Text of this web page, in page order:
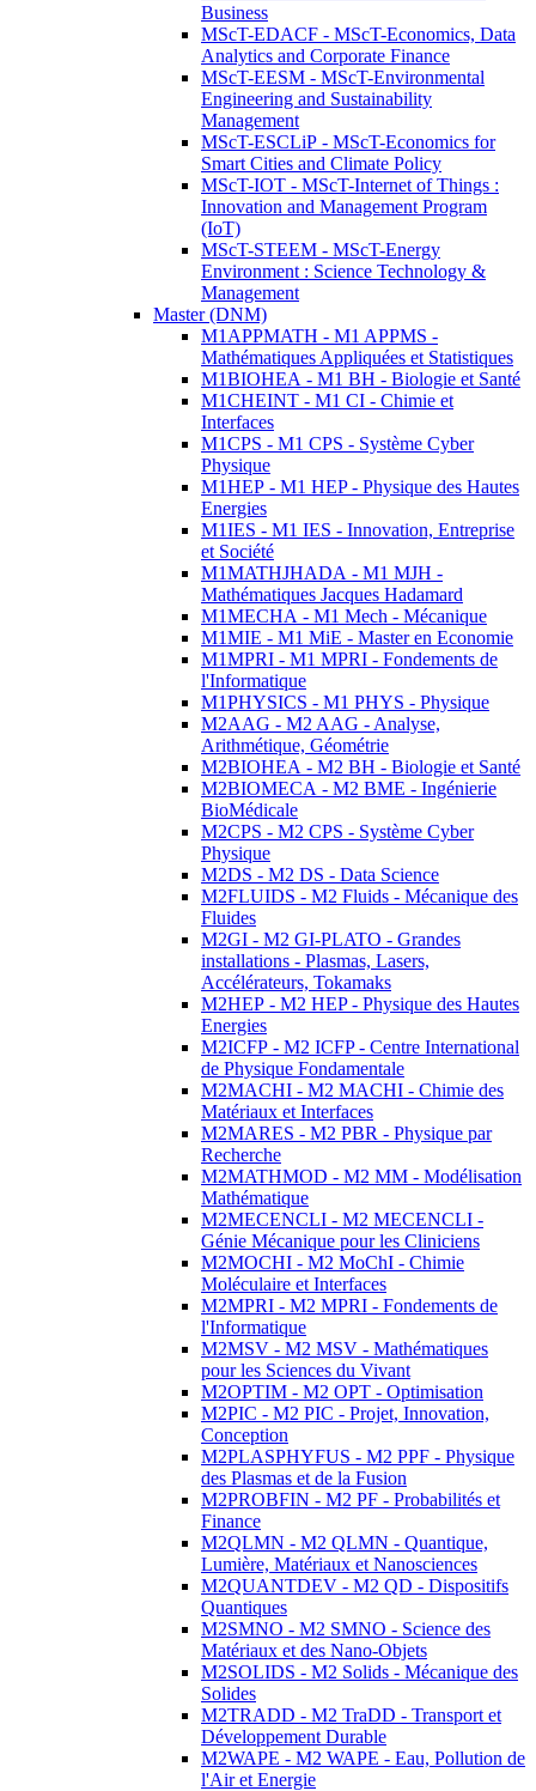
Business
MScT-EDACF - MScT-Economics, Data
Analytics and Corporate Finance
MScT-EESM - MScT-Environmental
Engineering and Sustainability
Management
MScT-ESCLiP - MScT-Economics for
Smart Cities and Climate Policy
MScT-IOT - MScT-Internet of Things :
Innovation and Management Program
(IoT)
MScT-STEEM - MScT-Energy
Environment : Science Technology &
Management
Master (DNM)
M1APPMATH - M1 APPMS -
Mathématiques Appliquées et Statistiques
M1BIOHEA - M1 BH - Biologie et Santé
M1CHEINT - M1 CI - Chimie et
Interfaces
M1CPS - M1 CPS - Système Cyber
Physique
M1HEP - M1 HEP - Physique des Hautes
Energies
M1IES - M1 IES - Innovation, Entreprise
et Société
M1MATHJHADA - M1 MJH -
Mathématiques Jacques Hadamard
M1MECHA - M1 Mech - Mécanique
M1MIE - M1 MiE - Master en Economie
M1MPRI - M1 MPRI - Fondements de
l'Informatique
M1PHYSICS - M1 PHYS - Physique
M2AAG - M2 AAG - Analyse,
Arithmétique, Géométrie
M2BIOHEA - M2 BH - Biologie et Santé
M2BIOMECA - M2 BME - Ingénierie
BioMédicale
M2CPS - M2 CPS - Système Cyber
Physique
M2DS - M2 DS - Data Science
M2FLUIDS - M2 Fluids - Mécanique des
Fluides
M2GI - M2 GI-PLATO - Grandes
installations - Plasmas, Lasers,
Accélérateurs, Tokamaks
M2HEP - M2 HEP - Physique des Hautes
Energies
M2ICFP - M2 ICFP - Centre International
de Physique Fondamentale
M2MACHI - M2 MACHI - Chimie des
Matériaux et Interfaces
M2MARES - M2 PBR - Physique par
Recherche
M2MATHMOD - M2 MM - Modélisation
Mathématique
M2MECENCLI - M2 MECENCLI -
Génie Mécanique pour les Cliniciens
M2MOCHI - M2 MoChI - Chimie
Moléculaire et Interfaces
M2MPRI - M2 MPRI - Fondements de
l'Informatique
M2MSV - M2 MSV - Mathématiques
pour les Sciences du Vivant
M2OPTIM - M2 OPT - Optimisation
M2PIC - M2 PIC - Projet, Innovation,
Conception
M2PLASPHYFUS - M2 PPF - Physique
des Plasmas et de la Fusion
M2PROBFIN - M2 PF - Probabilités et
Finance
M2QLMN - M2 QLMN - Quantique,
Lumière, Matériaux et Nanosciences
M2QUANTDEV - M2 QD - Dispositifs
Quantiques
M2SMNO - M2 SMNO - Science des
Matériaux et des Nano-Objets
M2SOLIDS - M2 Solids - Mécanique des
Solides
M2TRADD - M2 TraDD - Transport et
Développement Durable
M2WAPE - M2 WAPE - Eau, Pollution de
l'Air et Energie